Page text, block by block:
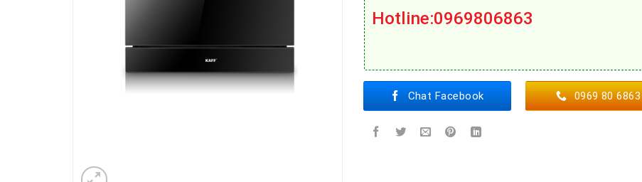
Hotline:0969806863
Chat Facebook 0969 80 6863